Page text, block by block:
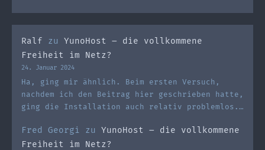
Ralf zu YunoHost – die vollkommene
Freiheit im Netz?
24. Januar 2024
Ha, ging mir ähnlich. Beim ersten Versuch,
nachdem ich den Beitrag hier geschrieben hatte,
ging die Installation auch relativ problemlos.…
Fred Georgi zu YunoHost – die vollkommene
Freiheit im Netz?